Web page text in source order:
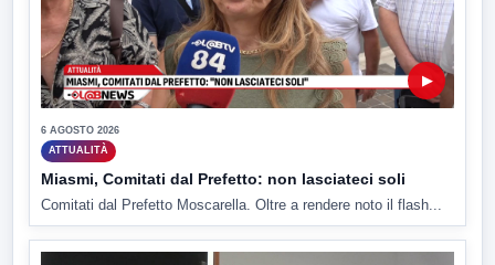
▶
6 AGOSTO 2026
ATTUALITÀ
Miasmi, Comitati dal Prefetto: non lasciateci soli
Comitati dal Prefetto Moscarella. Oltre a rendere noto il flash...